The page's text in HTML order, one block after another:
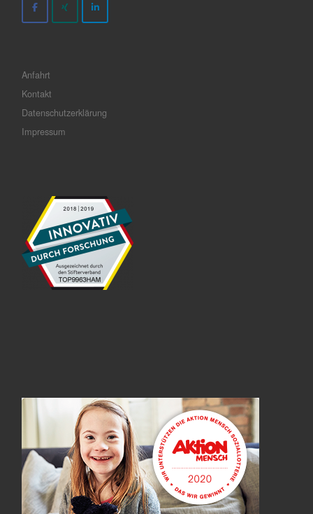
Anfahrt
Kontakt
Datenschutzerklärung
Impressum